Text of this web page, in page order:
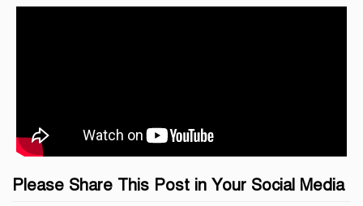
Please Share This Post in Your Social Media